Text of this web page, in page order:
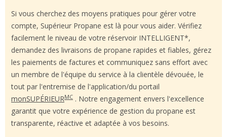
Si vous cherchez des moyens pratiques pour gérer votre
compte, Supérieur Propane est là pour vous aider. Vérifiez
facilement le niveau de votre réservoir INTELLIGENT*,
demandez des livraisons de propane rapides et fiables, gérez
les paiements de factures et communiquez sans effort avec
un membre de l'équipe du service à la clientèle dévouée, le
tout par l'entremise de l'application/du portail
monSUPÉRIEURMC . Notre engagement envers l'excellence
garantit que votre expérience de gestion du propane est
transparente, réactive et adaptée à vos besoins.